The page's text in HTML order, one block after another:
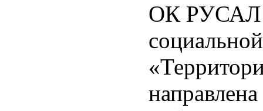
ОК РУСАЛ